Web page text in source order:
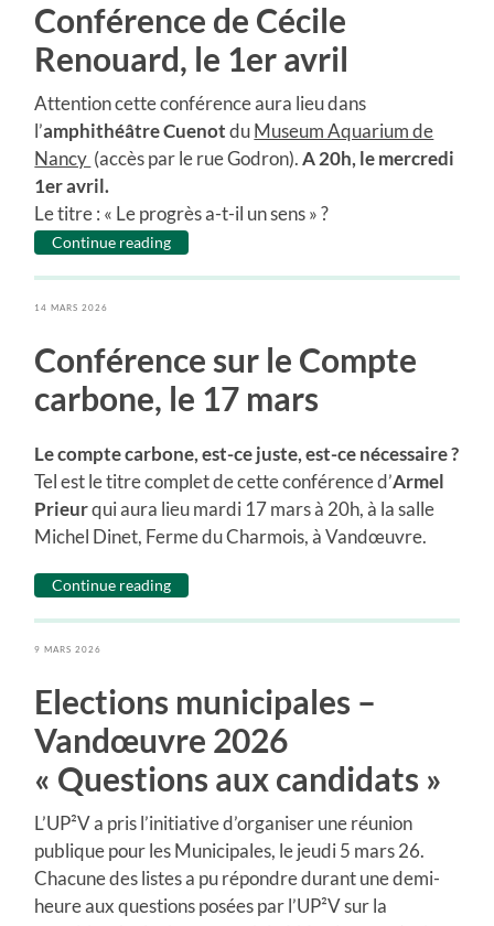
Conférence de Cécile
Renouard, le 1er avril
Attention cette conférence aura lieu dans
l’amphithéâtre CuenotduMuseum Aquarium de
Nancy (accès par le rue Godron).A 20h, le mercredi
1er avril.
Le titre : « Le progrès a-t-il un sens » ?
Continue reading
14 MARS 2026
Conférence sur le Compte
carbone, le 17 mars
Le compte carbone, est-ce juste, est-ce nécessaire ?
Tel est le titre complet de cette conférence d’Armel
Prieurqui aura lieu mardi 17 mars à 20h, à la salle
Michel Dinet, Ferme du Charmois, à Vandœuvre.
Continue reading
9 MARS 2026
Elections municipales –
Vandœuvre 2026
« Questions aux candidats »
L’UP²V a pris l’initiative d’organiser une réunion
publique pour les Municipales, le jeudi 5 mars 26.
Chacune des listes a pu répondre durant une demi-
heure aux questions posées par l’UP²V sur la